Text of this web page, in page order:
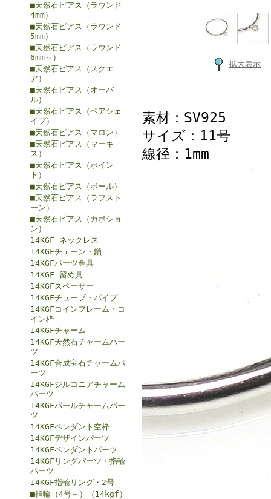
■天然石ピアス（ラウンド
4mm）
■天然石ピアス（ラウンド
5mm）
■天然石ピアス（ラウンド
6mm～）
■天然石ピアス（スクエ
ア）
■天然石ピアス（オーバ
ル）
■天然石ピアス（ペアシェ
イプ）
■天然石ピアス（マロン）
■天然石ピアス（マーキ
ス）
■天然石ピアス（ポイン
ト）
■天然石ピアス（ボール）
■天然石ピアス（ラフスト
ーン）
■天然石ピアス（カボショ
ン）
14KGF ネックレス
14KGFチェーン・鎖
14KGFパーツ金具
14KGF 留め具
14KGFスペーサー
14KGFチューブ・パイプ
14KGFコインフレーム・コ
イン枠
14KGFチャーム
14KGF天然石チャームパー
ツ
14KGF合成宝石チャームパ
ーツ
14KGFジルコニアチャーム
パーツ
14KGFパールチャームパー
ツ
14KGFペンダント空枠
14KGFデザインパーツ
14KGFペンダントパーツ
14KGFリングパーツ・指輪
パーツ
14KGF指輪リング・2号
■指輪（4号～）（14kgf）
拡大表示
素材：SV925
サイズ：11号
線径：1mm